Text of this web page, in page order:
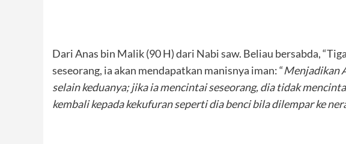
Dari Anas bin Malik (90 H) dari Nabi saw. Beliau bersabda,
seseorang, ia akan mendapatkan manisnya iman: “Menjadikan
selain keduanya; jika ia mencintai seseorang, dia tidak
kembali kepada kekufuran seperti dia benci bila dilempar ke